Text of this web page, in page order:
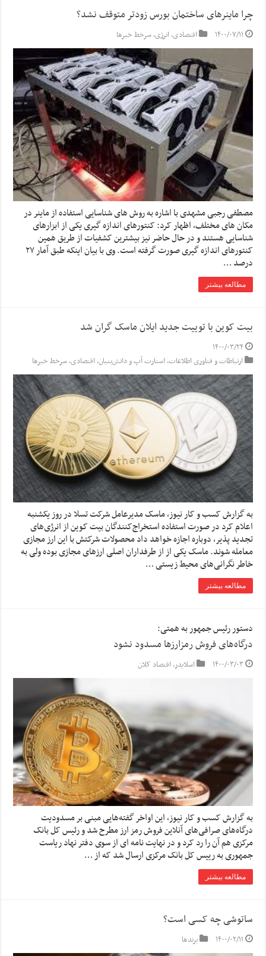
چرا ماینرهای ساختمان بورس زودتر متوقف نشد؟
۱۴۰۰/۰۷/۱۱ اقتصادی,انرژی,سرخط خبرها
مصطفی رجبی مشهدی با اشاره به روش های شناسایی استفاده از ماینر در
مکان های مختلف، اظهار کرد: کنتورهای اندازه گیری یکی از ابزارهای
شناسایی هستند و در حال حاضر نیز بیشترین کشفیات از طریق همین
کنتورهای اندازه گیری صورت گرفته است. وی با بیان اینکه طبق آمار ۲۷
درصد …
مطالعه بیشتر
بیت کوین با توییت جدید ایلان ماسک گران شد
۱۴۰۰/۰۳/۲۴
ارتباطات و فناوری اطلاعات,استارت آپ‌ و دانش‌بنیان‌,اقتصادی,سرخط خبرها
به گزارش کسب و کار نیوز، ماسک مدیرعامل شرکت تسلا در روز یکشنبه
اعلام کرد در صورت استفاده استخراج‌کنندگان بیت کوین از انرژی‌های
تجدید پذیر، دوباره اجازه خواهد داد محصولات شرکتش با این ارز مجازی
معامله شوند. ماسک یکی از از طرفداران اصلی ارزهای مجازی بوده ولی به
خاطر نگرانی‌های محیط زیستی …
مطالعه بیشتر
دستور رئیس جمهور به همتی:
درگاه‌های فروش رمزارزها مسدود نشود
۱۴۰۰/۰۳/۰۳ اسلایدر,اقتصاد کلان
به گزارش کسب و کار نیوز، این اواخر گفته‌هایی مبنی بر مسدودیت
درگاه‌های صرافی‌های آنلاین فروش رمز ارز مطرح شد و رئیس کل بانک
مرکزی هم آن را رد کرد و در نهایت نامه ای از سوی دفتر نهاد ریاست
جمهوری به رییس کل بانک مرکزی ارسال شد که از …
مطالعه بیشتر
ساتوشی چه کسی است؟
۱۴۰۰/۰۲/۱۱ برندها